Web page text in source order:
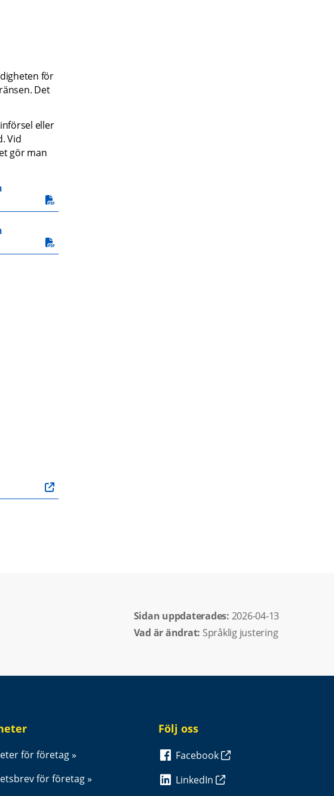
för
Det
eller
Vid
gör man
Sidan uppdaterades: 2026-04-13
Vad är ändrat: Språklig justering
för företag
för företag
Följ oss
Facebook
LinkedIn